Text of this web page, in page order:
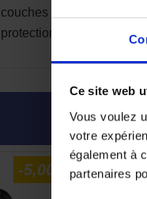
Ce site web
Vous voulez
votre
également à
partenaires
pour une
protection SP Connect
-5,00 €